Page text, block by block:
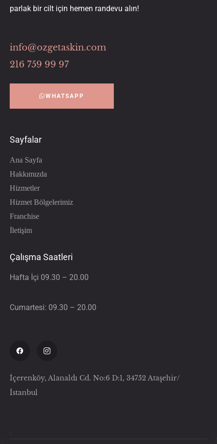
parlak bir cilt için hemen randevu alın!
info@ozgetaskin.com
216 759 99 97
WHATSAPP
Sayfalar
Ana Sayfa
Hakkımızda
Hizmetler
Hizmet Bölgelerimiz
Franchise
İletişim
Çalışma Saatleri
Hafta İçi 09.30 – 20.00
Cumartesi: 09.30 – 20.00
İçerenköy, Alanaldı Cd. No:6 D:1, 34752 Ataşehir/
İstanbul